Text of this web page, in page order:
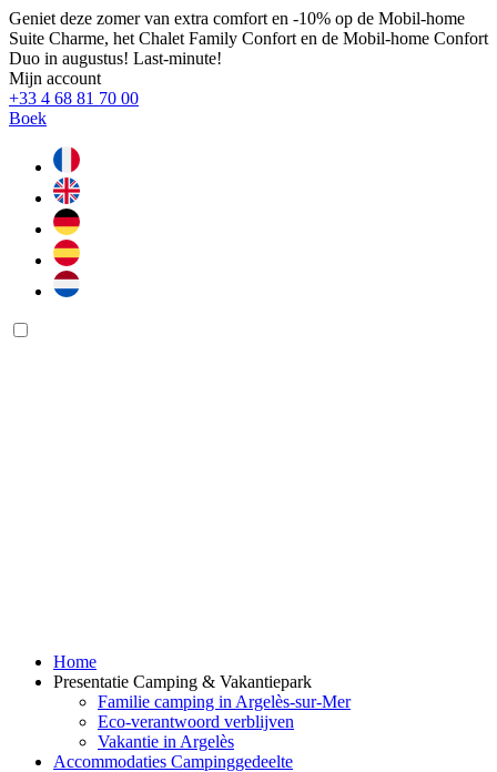
Geniet deze zomer van extra comfort en -10% op de Mobil-home
Suite Charme, het Chalet Family Confort en de Mobil-home Confort
Duo in augustus! Last-minute!
Mijn account
+33 4 68 81 70 00
Boek
Home
Presentatie Camping & Vakantiepark
Familie camping in Argelès-sur-Mer
Eco-verantwoord verblijven
Vakantie in Argelès
Accommodaties Campinggedeelte